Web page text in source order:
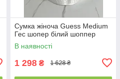
Сумка жіноча Guess Medium
Гес шопер білий шоппер
В наявності
1 298 ₴ 1 628 ₴